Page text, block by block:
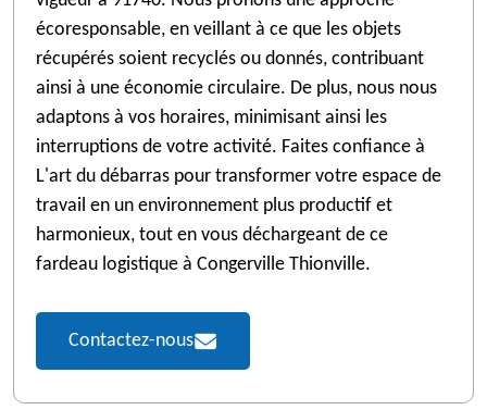
écoresponsable, en veillant à ce que les objets
récupérés soient recyclés ou donnés, contribuant
ainsi à une économie circulaire. De plus, nous nous
adaptons à vos horaires, minimisant ainsi les
interruptions de votre activité. Faites confiance à
L'art du débarras pour transformer votre espace de
travail en un environnement plus productif et
harmonieux, tout en vous déchargeant de ce
fardeau logistique à Congerville Thionville.
Contactez-nous